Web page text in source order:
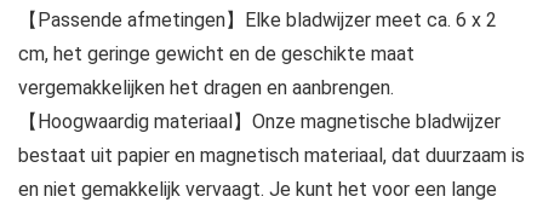
【Passende afmetingen】Elke bladwijzer meet ca. 6 x 2
cm, het geringe gewicht en de geschikte maat
vergemakkelijken het dragen en aanbrengen.
【Hoogwaardig materiaal】Onze magnetische bladwijzer
bestaat uit papier en magnetisch materiaal, dat duurzaam is
en niet gemakkelijk vervaagt. Je kunt het voor een lange